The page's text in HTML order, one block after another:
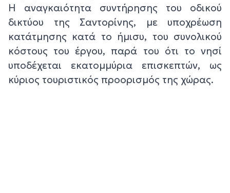
Η αναγκαιότητα συντήρησης του οδικού
δικτύου της Σαντορίνης, με υποχρέωση
κατάτμησης κατά το ήμισυ, του συνολικού
κόστους του έργου, παρά του ότι το νησί
υποδέχεται εκατομμύρια επισκεπτών, ως
κύριος τουριστικός προορισμός της χώρας.